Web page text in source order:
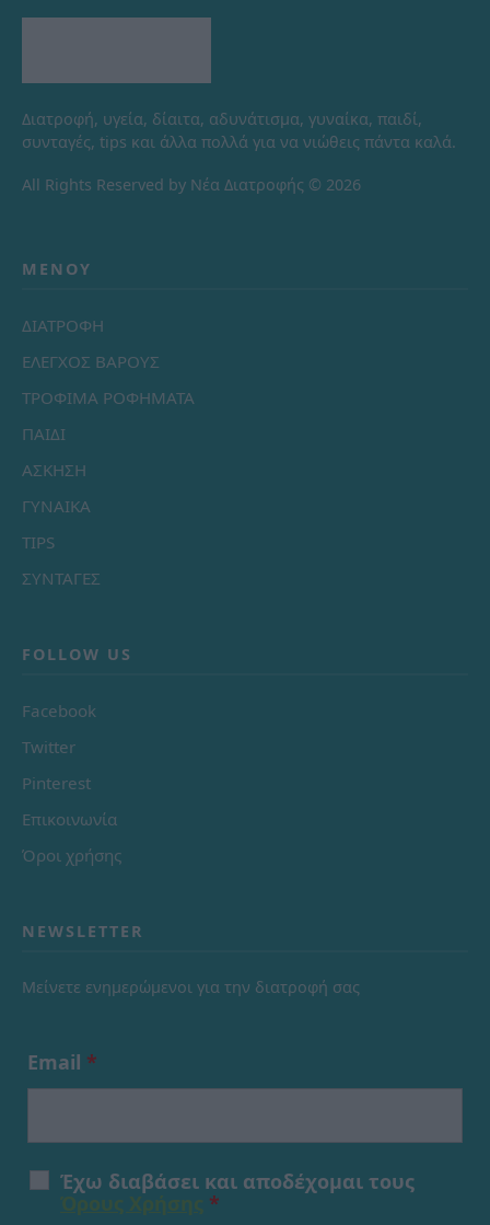
Διατροφή, υγεία, δίαιτα, αδυνάτισμα, γυναίκα, παιδί,
συνταγές, tips και άλλα πολλά για να νιώθεις πάντα καλά.
All Rights Reserved by Νέα Διατροφής © 2026
ΜΕΝΟΎ
ΔΙΑΤΡΟΦΗ
ΕΛΕΓΧΟΣ ΒΑΡΟΥΣ
ΤΡΟΦΙΜΑ ΡΟΦΗΜΑΤΑ
ΠΑΙΔΙ
ΑΣΚΗΣΗ
ΓΥΝΑΙΚΑ
TIPS
ΣΥΝΤΑΓΕΣ
FOLLOW US
Facebook
Twitter
Pinterest
Επικοινωνία
Όροι χρήσης
NEWSLETTER
Μείνετε ενημερώμενοι για την διατροφή σας
Email *
Έχω διαβάσει και αποδέχομαι τους
*